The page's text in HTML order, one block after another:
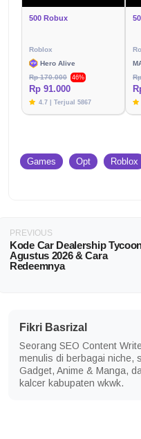
500 Robux
Roblox
Hero Alive
Rp 170.000
46%
Rp 91.000
4.7 | Terjual 5867
Games Opt Roblox
PREVIOUS
Kode Car Dealership
Agustus 2026 & Cara
Redeemnya
Fikri Basrizal
Seorang SEO Content
menulis di berbagai niche,
Gadget, Anime & Manga,
kalcer kabupaten wkwk.